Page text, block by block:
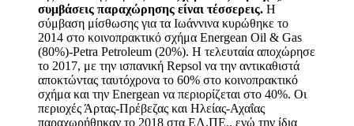
συμβάσεις παραχώρησης είναι τέσσερεις. Η
σύμβαση μίσθωσης για τα Ιωάννινα κυρώθηκε το
2014 στο κοινοπρακτικό σχήμα Energean Oil & Gas
(80%)-Petra Petroleum (20%). Η τελευταία αποχώρησε
το 2017, με την ισπανική Repsol να την αντικαθιστά
αποκτώντας ταυτόχρονα το 60% στο κοινοπρακτικό
σχήμα και την Energean να περιορίζεται στο 40%. Οι
περιοχές Άρτας-Πρέβεζας και Ηλείας-Αχαΐας
παραχωρήθηκαν το 2018 στα ΕΛ.ΠΕ., ενώ την ίδια